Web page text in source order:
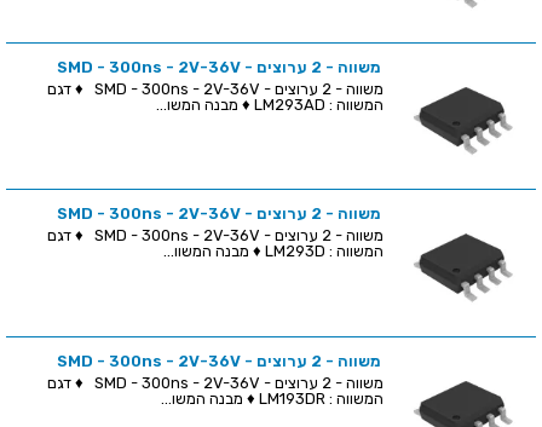
משווה - 2 ערוצים - SMD - 300ns - 2V-36V
משווה - 2 ערוצים - SMD - 300ns - 2V-36V ♦ דגם
המשווה : LM293AD ♦ מבנה המשו...
משווה - 2 ערוצים - SMD - 300ns - 2V-36V
משווה - 2 ערוצים - SMD - 300ns - 2V-36V ♦ דגם
המשווה : LM293D ♦ מבנה המשוו...
משווה - 2 ערוצים - SMD - 300ns - 2V-36V
משווה - 2 ערוצים - SMD - 300ns - 2V-36V ♦ דגם
המשווה : LM193DR ♦ מבנה המשו...